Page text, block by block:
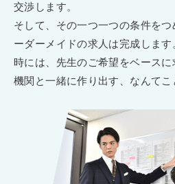
交渉します。
そして、その一つ一つの条件を
ーダーメイドの求人は完成します
時には、先生のご希望をベース
機関と一緒に作り出す、なんてこ